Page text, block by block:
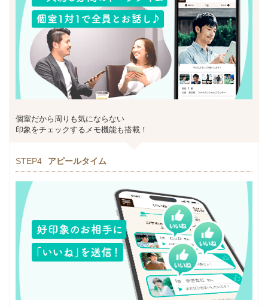
個室だから周りも気にならない
印象をチェックするメモ機能も搭載！
STEP4 アピールタイム